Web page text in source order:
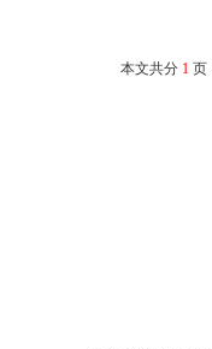
本文共分 1 页